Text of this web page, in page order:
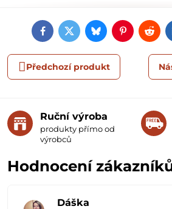
FacebookTwitterBlueskyPinterest
Předchozí produkt
Ruční výroba
produkty přímo od
výrobců
Hodnocení
Dáška